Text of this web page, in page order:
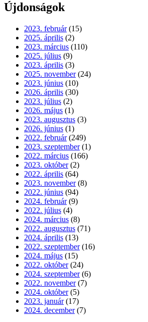
Újdonságok
2023. február (15)
2025. április (2)
2023. március (110)
2025. július (9)
2023. április (3)
2025. november (24)
2023. június (10)
2026. április (30)
2023. július (2)
2026. május (1)
2023. augusztus (3)
2026. június (1)
2022. február (249)
2023. szeptember (1)
2022. március (166)
2023. október (2)
2022. április (64)
2023. november (8)
2022. június (94)
2024. február (9)
2022. július (4)
2024. március (8)
2022. augusztus (71)
2024. április (13)
2022. szeptember (16)
2024. május (15)
2022. október (24)
2024. szeptember (6)
2022. november (7)
2024. október (5)
2023. január (17)
2024. december (7)